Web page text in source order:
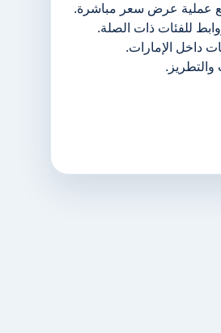
عملية عرض سعر مباشرة.
للفئات ذات الصلة.
داخل الإمارات.